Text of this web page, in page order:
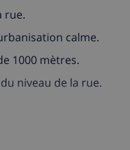
rue.
calme.
1000 mètres.
niveau de la rue.